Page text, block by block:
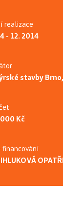
realizace
- 12. 2014
stavby
Kč
financování